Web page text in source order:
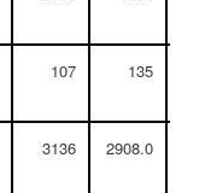
107 135
3136 2908.0